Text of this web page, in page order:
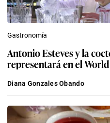
Gastronomía
Antonio Esteves y la
representará en el
Diana Gonzales Obando